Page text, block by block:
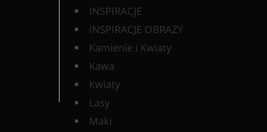
INSPIRACJE
INSPIRACJE OBRAZY
Kamienie i Kwiaty
Kawa
Kwiaty
Lasy
Maki